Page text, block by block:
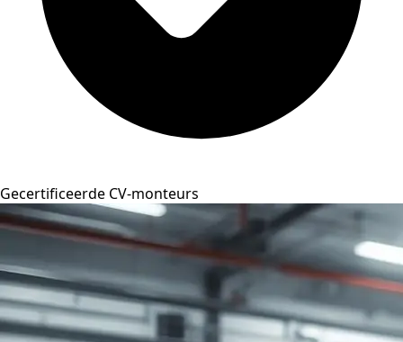
Gecertificeerde CV-monteurs